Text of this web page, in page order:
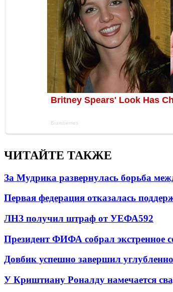
ЧИТАЙТЕ ТАКЖЕ
За Мудрика развернулась борьба
Первая федерация отказалась
ЛНЗ получил штраф от УЕФА592
Президент ФИФА собрал экстренное
Довбик успешно завершил
У Криштиану Роналду намечается